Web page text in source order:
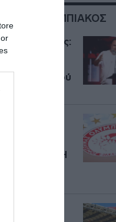
ΜΕ:ΟΛΥΜΠΙΑΚΟΣ
Μαρινάκης:
του
του ισχυρού
ΠΑΕ
Σα:
το
μέσο – Η
του